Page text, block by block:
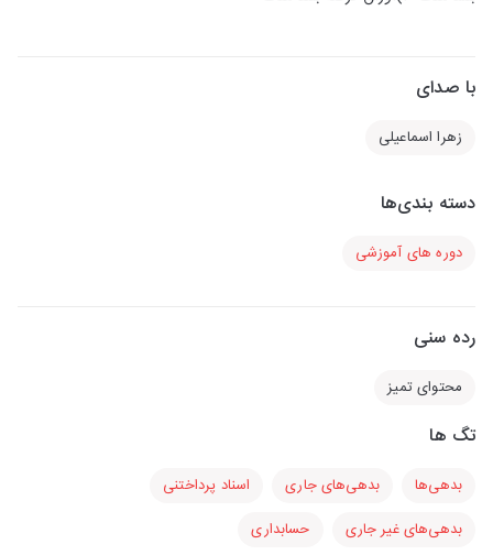
با صدای
زهرا اسماعیلی
دسته بندی‌ها
دوره های آموزشی
رده سنی
محتوای تمیز
تگ ها
بدهی‌ها بدهی‌های جاری
اسناد پرداختنی
بدهی‌های غیر جاری
حسابداری